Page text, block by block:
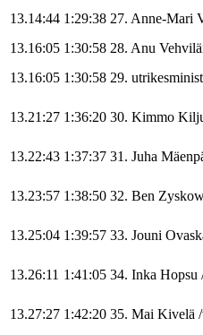
13.14:44 1:29:38 27. Anne-Mari
13.16:05 1:30:58 28. Anu
13.16:05 1:30:58 29.
13.21:27 1:36:20 30. Kimmo
13.22:43 1:37:37 31. Juha
13.23:57 1:38:50 32. Ben
13.25:04 1:39:57 33. Jouni
13.26:11 1:41:05 34. Inka Hopsu
13.27:27 1:42:20 35. Mai Kivelä /